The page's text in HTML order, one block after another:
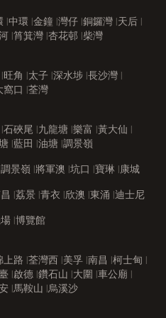
|中環 |金鐘 |灣仔 |銅鑼灣 |天后 |
|筲箕灣 |杏花邨 |柴灣
|旺角 |太子 |深水埗 |長沙灣 |
窩口 |荃灣
|石硤尾 |九龍塘 |樂富 |黃大仙 |
|藍田 |油塘 |調景嶺
調景嶺 |將軍澳 |坑口 |寶琳 |康城
|荔景 |青衣 |欣澳 |東涌 |迪士尼
|博覽館
上路 |荃灣西 |美孚 |南昌 |柯士甸 |
|啟德 |鑽石山 |大圍 |車公廟 |
|馬鞍山 |烏溪沙